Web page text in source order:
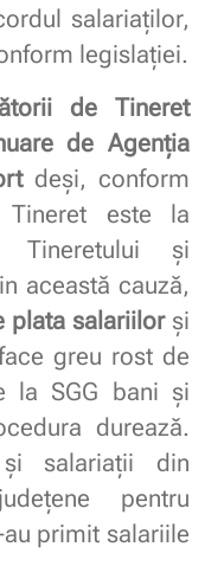
salariaților,
legislației.
de Tineret
de Agenția
deși, conform
Tineret este la
Tineretului și
această cauză,
plata salariilorși
greu rost de
la SGG bani și
durează.
salariații din
pentru
primit salariile